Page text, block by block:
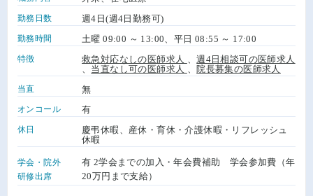
勤務日数 週4日(週4日勤務可)
勤務時間 土曜 09:00 ～ 13:00、平日 08:55 ～ 17:00
特徴 救急対応なしの医師求人 、週4日相談可の医師求人
当直なし可の医師求人 院長募集の医師求人
当直 無
オンコール 有
休日
慶弔休暇、産休・育休・介護休暇・リフレッシュ
休暇
学会・院外
研修出席
有 2学会までの加入・年会費補助 学会参加費（年
20万円まで支給）